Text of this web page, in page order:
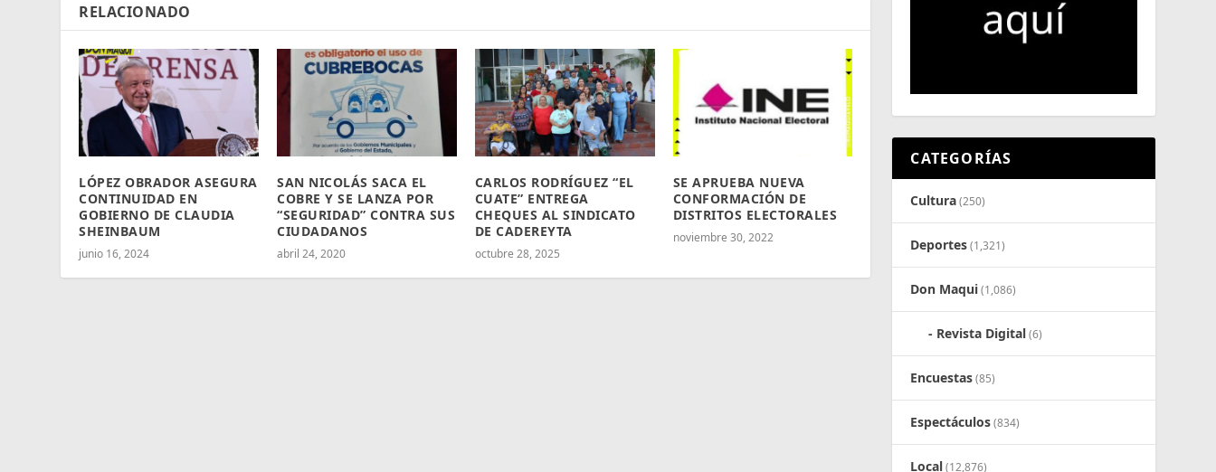
RELACIONADO
LÓPEZ OBRADOR ASEGURA
CONTINUIDAD EN
GOBIERNO DE CLAUDIA
SHEINBAUM
junio 16, 2024
SAN NICOLÁS SACA EL
COBRE Y SE LANZA POR
“SEGURIDAD” CONTRA SUS
CIUDADANOS
abril 24, 2020
CARLOS RODRÍGUEZ “EL
CUATE” ENTREGA
CHEQUES AL SINDICATO
DE CADEREYTA
octubre 28, 2025
SE APRUEBA NUEVA
CONFORMACIÓN DE
DISTRITOS ELECTORALES
noviembre 30, 2022
CATEGORÍAS
Cultura(250)
Deportes(1,321)
Don Maqui(1,086)
Revista Digital(6)
Encuestas(85)
Espectáculos(834)
Local(12,876)